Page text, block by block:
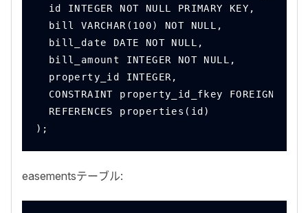
  id INTEGER NOT NULL PRIMARY KEY,
  bill VARCHAR(100) NOT NULL,
  bill_date DATE NOT NULL,
  bill_amount INTEGER NOT NULL,
  property_id INTEGER,
CONSTRAINT property_id_fkey FOREIGN
  REFERENCES properties(id)
);
easementsテーブル: